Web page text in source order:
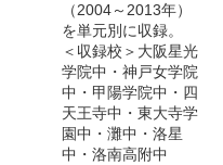
（2004～2013年）
を単元別に収録。
＜収録校＞大阪星光
学院中・神戸女学院
中・甲陽学院中・四
天王寺中・東大寺学
園中・灘中・洛星
中・洛南高附中